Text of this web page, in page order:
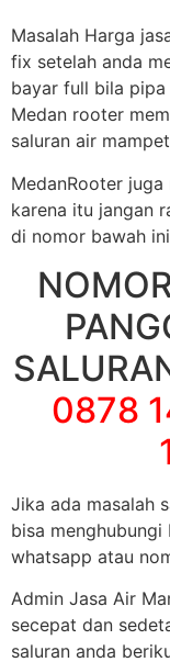
Masalah Harga
fix setelah anda
bayar full bila pipa
Medan rooter
saluran air
MedanRooter
karena itu jangan
di nomor bawah
0878
Jika ada masalah
bisa
whatsapp atau
Admin Jasa Air
secepat dan
saluran anda